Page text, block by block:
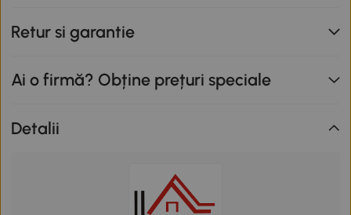
Retur si garantie
Ai o firmă? Obține prețuri speciale
Detalii